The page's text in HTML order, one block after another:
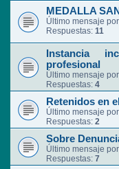
MEDALLA
Último mensaje por
Respuestas: 11
Instancia
profesional
Último mensaje por
Respuestas: 4
Retenidos en
Último mensaje por
Respuestas: 2
Sobre
Último mensaje por
Respuestas: 7